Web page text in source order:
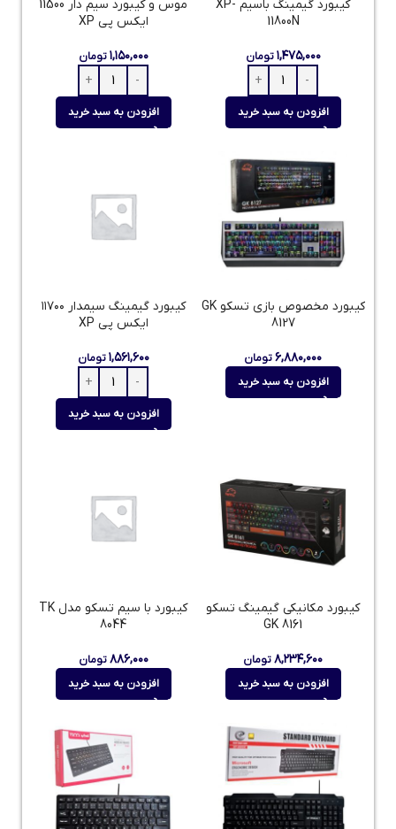
کیبورد گیمینگ باسیم XP-
11800N
۱,۴۷۵,۰۰۰ تومان
افزودن به سبد خرید
موس و کیبورد سیم دار 11500
ایکس پی XP
۱,۱۵۰,۰۰۰ تومان
افزودن به سبد خرید
کیبورد مخصوص بازی تسکو GK
8127
۶,۸۸۰,۰۰۰تومان
افزودن به سبد خرید
کیبورد گیمینگ سیمدار ۱۱۷۰۰
ایکس پی XP
۱,۵۶۱,۶۰۰ تومان
افزودن به سبد خرید
کیبورد مکانیکی گیمینگ تسکو
GK 8161
۸,۲۳۴,۶۰۰تومان
افزودن به سبد خرید
کیبورد با سیم تسکو مدل TK
8044
۸۸۶,۰۰۰ تومان
افزودن به سبد خرید